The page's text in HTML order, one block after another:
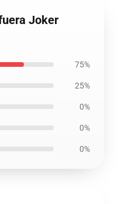
Joker
75%
25%
0%
0%
0%